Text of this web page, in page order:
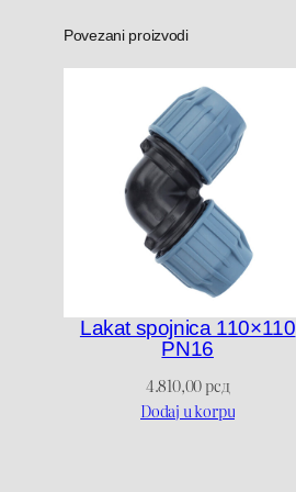
Povezani proizvodi
Lakat spojnica 110×110
PN16
4.810,00рсд
Dodaj u korpu